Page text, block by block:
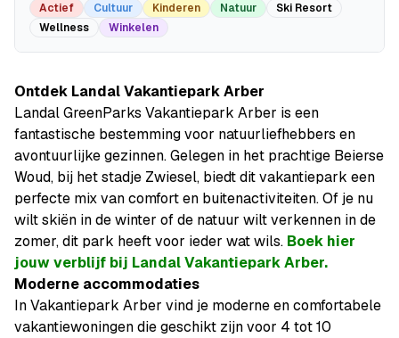
Actief Cultuur Kinderen Natuur
Ski Resort
Wellness
Winkelen
Ontdek Landal Vakantiepark Arber
Landal GreenParks Vakantiepark Arber is een
fantastische bestemming voor natuurliefhebbers en
avontuurlijke gezinnen. Gelegen in het prachtige Beierse
Woud, bij het stadje Zwiesel, biedt dit vakantiepark een
perfecte mix van comfort en buitenactiviteiten. Of je nu
wilt skiën in de winter of de natuur wilt verkennen in de
zomer, dit park heeft voor ieder wat wils. Boek hier
jouw verblijf bij Landal Vakantiepark Arber.
Moderne accommodaties
In Vakantiepark Arber vind je moderne en comfortabele
vakantiewoningen die geschikt zijn voor 4 tot 10